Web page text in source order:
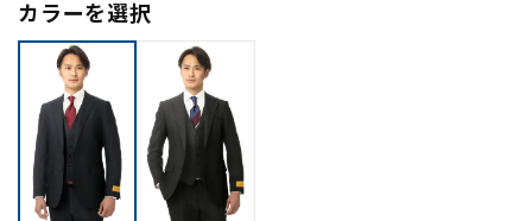
カラーを選択